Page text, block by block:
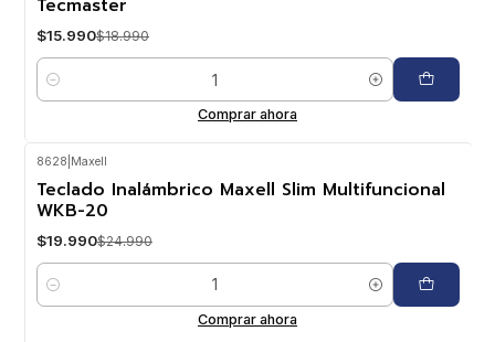
Tecmaster
$15.990$18.990
Cantidad
Comprar ahora
-20%
8628 Maxell
Teclado Inalámbrico Maxell Slim Multifuncional
WKB-20
$19.990$24.990
Cantidad
Comprar ahora